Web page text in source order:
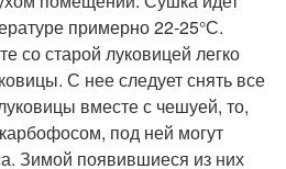
примерно 22-25°С.
со старой луковицей легко
С нее следует снять все
вместе с чешуей, то,
под ней могут
Зимой появившиеся из них